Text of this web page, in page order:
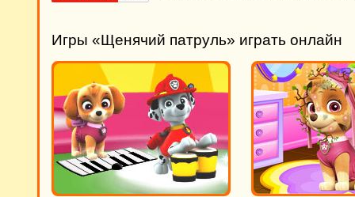
Игры «Щенячий патруль» играть онлайн